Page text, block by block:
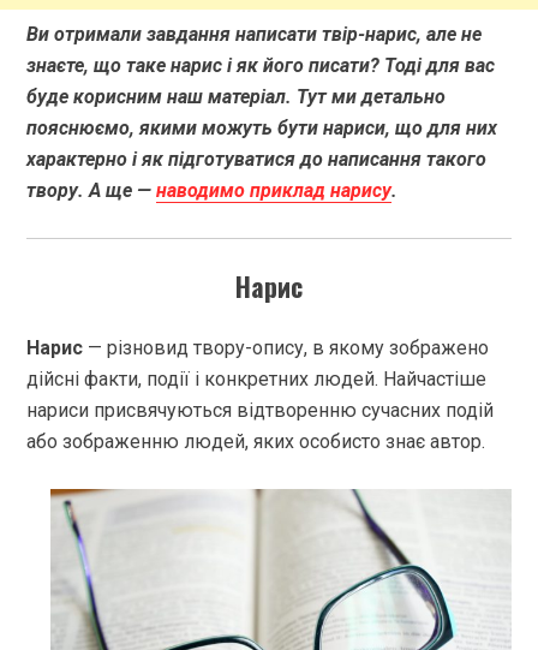
Ви отримали завдання написати твір-нарис, але не
знаєте, що таке нарис і як його писати? Тоді для вас
буде корисним наш матеріал. Тут ми детально
пояснюємо, якими можуть бути нариси, що для них
характерно і як підготуватися до написання такого
твору. А ще —наводимо приклад нарису.
Нарис
Нарис — різновид твору-опису, в якому зображено
дійсні факти, події і конкретних людей. Найчастіше
нариси присвячуються відтворенню сучасних подій
або зображенню людей, яких особисто знає автор.